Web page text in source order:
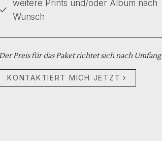
weitere Prints und/oder Album nach
Wunsch
Preis für das Paket richtet sich nach
KONTAKTIERT MICH JETZT